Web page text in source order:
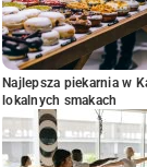
Najlepsza piekarnia w
lokalnych smakach